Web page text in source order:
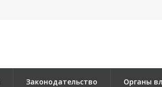
Законодательство Органы